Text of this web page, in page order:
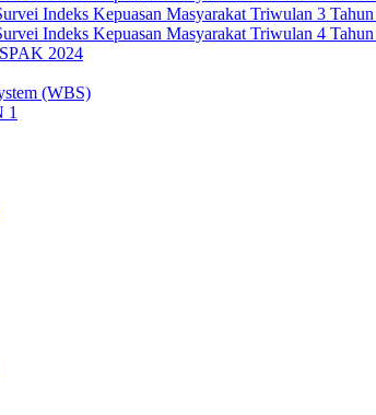
Indeks Kepuasan Masyarakat Triwulan 3
Indeks Kepuasan Masyarakat Triwulan 4
2024
(WBS)
1